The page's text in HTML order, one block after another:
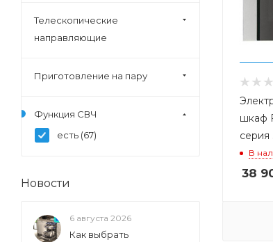
шкаф
В
38
Gorenje (2)
Haier (0)
Hankel (0
Homsair (
Jacky's (0)
Телескопические
направляющие
Приготовление на пару
Функция СВЧ
есть (67)
Новости
6 августа 2026
Как выбрать